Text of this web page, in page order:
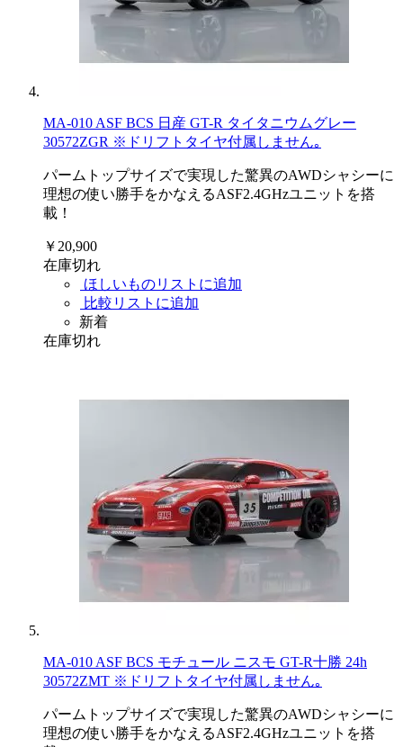
MA-010 ASF BCS 日産 GT-R タイタニウムグレー
30572ZGR ※ドリフトタイヤ付属しません｡
パームトップサイズで実現した驚異のAWDシャシーに
理想の使い勝手をかなえるASF2.4GHzユニットを搭
載！
￥20,900
在庫切れ
ほしいものリストに追加
比較リストに追加
新着
在庫切れ
MA-010 ASF BCS モチュール ニスモ GT-R十勝 24h
30572ZMT ※ドリフトタイヤ付属しません｡
パームトップサイズで実現した驚異のAWDシャシーに
理想の使い勝手をかなえるASF2.4GHzユニットを搭